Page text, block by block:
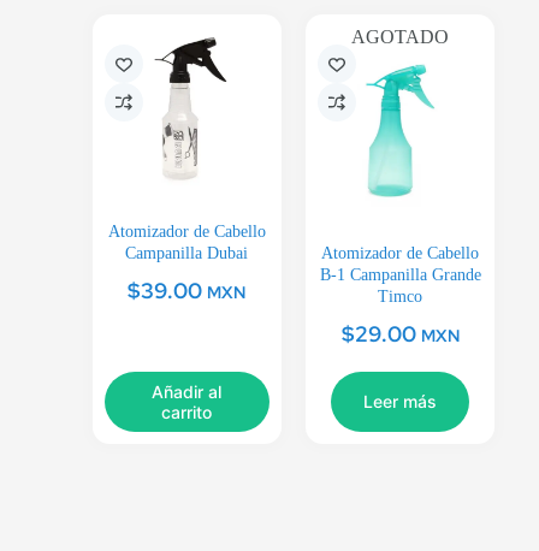
Atomizador de Cabello
Campanilla Dubai
$39.00 MXN
Añadir al
carrito
AGOTADO
Atomizador de Cabello
B-1 Campanilla Grande
Timco
$29.00 MXN
Leer más